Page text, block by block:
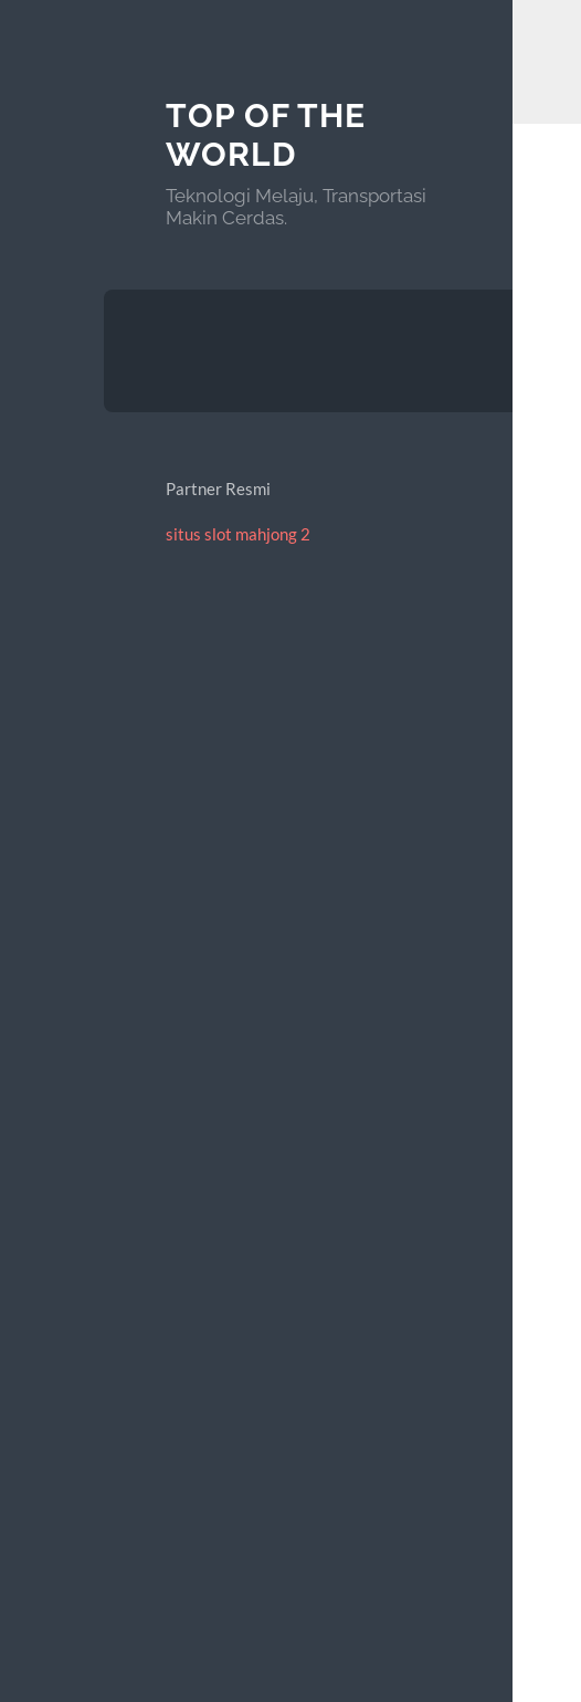
TOP OF THE
WORLD
Teknologi Melaju, Transportasi
Makin Cerdas.
Partner Resmi
situs slot mahjong 2